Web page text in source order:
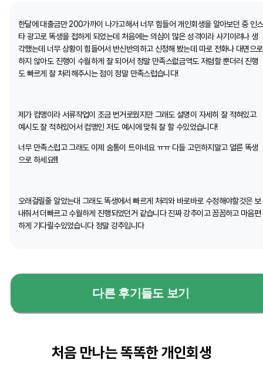
한달에 대출금만 200가까이 나가고해서 너무 힘들어 개인회생을 알아보던 중 인스
타 광고로 똑생을 접하게 되었는데 처음에는 의심이 많은 성격이라 사기이려나 생
각했는데 너무 상황이 힘들어서 반신반의하고 신청해 봤는데 따로 전화나 대면으로
하지 않아도 진행이 수월하게 잘 되어서 정말 만족스럾금액도 저렴할 뿐더러 진행
도 빠르게 잘 처리해주시는 점이 정말 만족스럽습니다!
제가 컴맹이라 서류작업이 조금 번거로웠지만 그래도 설명이 자세히 잘 적혀있고
예시도 잘 적혀있어서 컴맹인 저도 예시에 맞춰 잘 할 수있었습니다!
너무 만족스럽고 그래도 이제 숨통이 트이네요 ㅠㅠ 다들 고민하지말고 얼른 똑생
으로 하세요!!!
오래걸릴줄 알았는대 그래도 똑생에서 빠르게 처리와 바로바로 수정해야할것은 보
내줘서 더빠르고 수월하게 진행되었던거 같습니다 진짜 강추이고 꼼꼼하고 마음편
하게 기다릴수있었습니다 정말 강추입니다
다른 후기들도 보기
처음 만나는 똑똑한 개인회생